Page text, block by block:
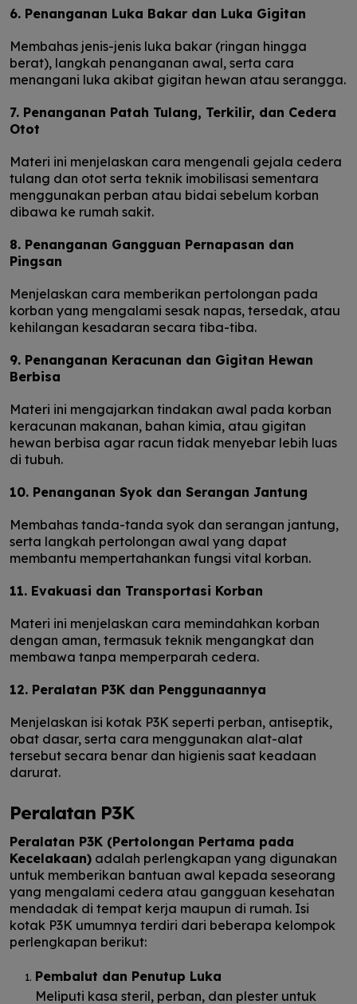
6. Penanganan Luka Bakar dan Luka Gigitan
Membahas jenis-jenis luka bakar (ringan hingga
berat), langkah penanganan awal, serta cara
menangani luka akibat gigitan hewan atau serangga.
7. Penanganan Patah Tulang, Terkilir, dan Cedera
Otot
Materi ini menjelaskan cara mengenali gejala cedera
tulang dan otot serta teknik imobilisasi sementara
menggunakan perban atau bidai sebelum korban
dibawa ke rumah sakit.
8. Penanganan Gangguan Pernapasan dan
Pingsan
Menjelaskan cara memberikan pertolongan pada
korban yang mengalami sesak napas, tersedak, atau
kehilangan kesadaran secara tiba-tiba.
9. Penanganan Keracunan dan Gigitan Hewan
Berbisa
Materi ini mengajarkan tindakan awal pada korban
keracunan makanan, bahan kimia, atau gigitan
hewan berbisa agar racun tidak menyebar lebih luas
di tubuh.
10. Penanganan Syok dan Serangan Jantung
Membahas tanda-tanda syok dan serangan jantung,
serta langkah pertolongan awal yang dapat
membantu mempertahankan fungsi vital korban.
11. Evakuasi dan Transportasi Korban
Materi ini menjelaskan cara memindahkan korban
dengan aman, termasuk teknik mengangkat dan
membawa tanpa memperparah cedera.
12. Peralatan P3K dan Penggunaannya
Menjelaskan isi kotak P3K seperti perban, antiseptik,
obat dasar, serta cara menggunakan alat-alat
tersebut secara benar dan higienis saat keadaan
darurat.
Peralatan P3K
Peralatan P3K (Pertolongan Pertama pada
Kecelakaan) adalah perlengkapan yang digunakan
untuk memberikan bantuan awal kepada seseorang
yang mengalami cedera atau gangguan kesehatan
mendadak di tempat kerja maupun di rumah. Isi
kotak P3K umumnya terdiri dari beberapa kelompok
perlengkapan berikut:
Pembalut dan Penutup Luka
Meliputi kasa steril, perban, dan plester untuk